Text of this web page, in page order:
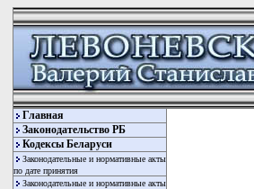
Главная
Законодательство РБ
Кодексы Беларуси
Законодательные и нормативные акты
по дате принятия
Законодательные и нормативные акты